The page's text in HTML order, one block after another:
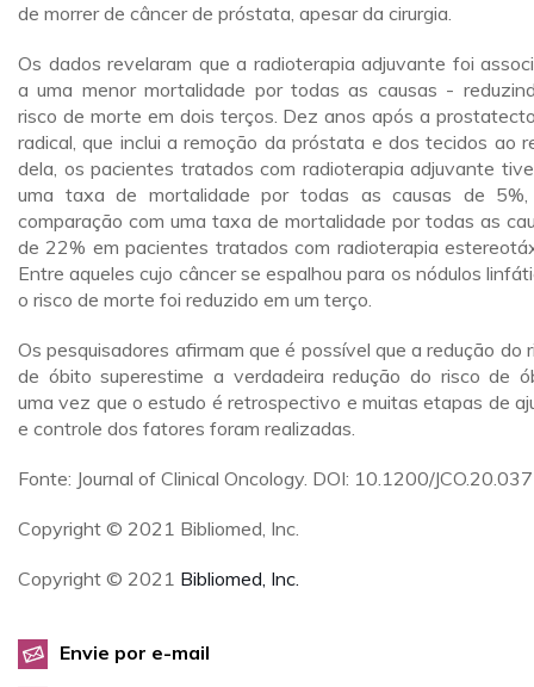
de morrer de câncer de próstata, apesar da cirurgia.
Os dados revelaram que a radioterapia adjuvante foi
a uma menor mortalidade por todas as causas -
risco de morte em dois terços. Dez anos após a
radical, que inclui a remoção da próstata e dos tecidos ao
dela, os pacientes tratados com radioterapia adjuvante
uma taxa de mortalidade por todas as causas de
comparação com uma taxa de mortalidade por todas as
de 22% em pacientes tratados com radioterapia
Entre aqueles cujo câncer se espalhou para os nódulos
o risco de morte foi reduzido em um terço.
Os pesquisadores afirmam que é possível que a redução do
de óbito superestime a verdadeira redução do risco de
uma vez que o estudo é retrospectivo e muitas etapas de
e controle dos fatores foram realizadas.
Fonte: Journal of Clinical Oncology. DOI: 10.1200/
Copyright © 2021 Bibliomed, Inc.
Copyright © 2021 Bibliomed, Inc.
Envie por e-mail